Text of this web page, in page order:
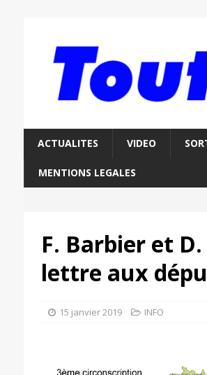
ACTUALITES VIDEO
MENTIONS LEGALES
F. Barbier et
lettre aux
15 janvier 2019 INFO